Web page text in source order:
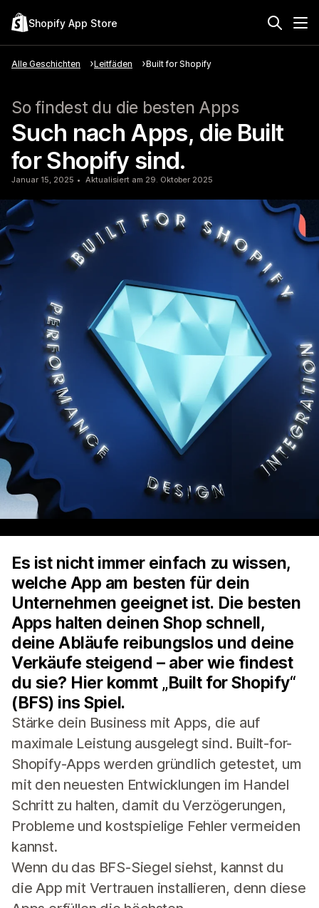
Shopify App Store
Alle Geschichten Leitfäden Built for Shopify
So findest du die besten Apps
Such nach Apps, die Built
for Shopify sind.
Januar 15, 2025 Aktualisiert am 29. Oktober 2025
Es ist nicht immer einfach zu wissen,
welche App am besten für dein
Unternehmen geeignet ist. Die besten
Apps halten deinen Shop schnell,
deine Abläufe reibungslos und deine
Verkäufe steigend – aber wie findest
du sie? Hier kommt „Built for Shopify“
(BFS) ins Spiel.
Stärke dein Business mit Apps, die auf
maximale Leistung ausgelegt sind. Built-for-
Shopify-Apps werden gründlich getestet, um
mit den neuesten Entwicklungen im Handel
Schritt zu halten, damit du Verzögerungen,
Probleme und kostspielige Fehler vermeiden
kannst.
Wenn du das BFS-Siegel siehst, kannst du
die App mit Vertrauen installieren, denn diese